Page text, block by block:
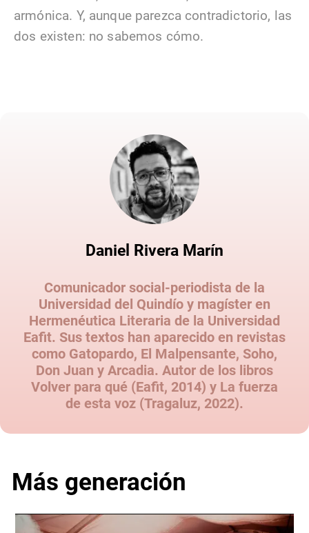
armónica. Y, aunque parezca contradictorio, las
dos existen: no sabemos cómo.
Daniel Rivera Marín
Comunicador social-periodista de la
Universidad del Quindío y magíster en
Hermenéutica Literaria de la Universidad
Eafit. Sus textos han aparecido en revistas
como Gatopardo, El Malpensante, Soho,
Don Juan y Arcadia. Autor de los libros
Volver para qué (Eafit, 2014) y La fuerza
de esta voz (Tragaluz, 2022).
Más generación